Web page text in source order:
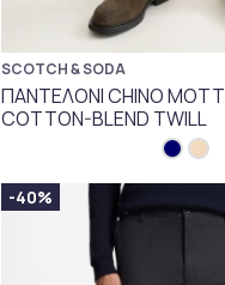
SCOTCH & SODA
ΠΑΝΤΕΛΟΝΙ CHINO MOTT
COTTON-BLEND TWILL
-40%